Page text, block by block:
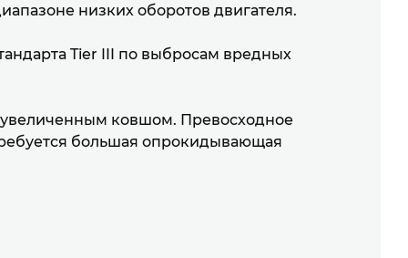
низких оборотов двигателя.
Tier III по выбросам вредных
увеличенным ковшом. Превосходное
большая опрокидывающая